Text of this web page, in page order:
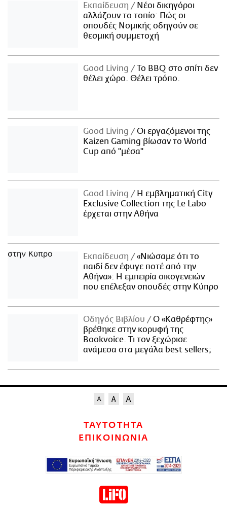
Εκπαίδευση
Νέοι δικηγόροι
αλλάζουν το τοπίο: Πώς οι
σπουδές Νομικής οδηγούν σε
θεσμική συμμετοχή
Good Living
Το BBQ στο σπίτι δεν
θέλει χώρο. Θέλει τρόπο.
Good Living
Οι εργαζόμενοι της
Kaizen Gaming βίωσαν το World
Cup από "μέσα"
Good Living
Η εμβληματική City
Exclusive Collection της Le Labo
έρχεται στην Αθήνα
Εκπαίδευση
«Νιώσαμε ότι το
παιδί δεν έφυγε ποτέ από την
Αθήνα»: Η εμπειρία οικογενειών
που επέλεξαν σπουδές στην Κύπρο
Οδηγός Βιβλίου
Ο «Καθρέφτης»
βρέθηκε στην κορυφή της
Bookvoice. Τι τον ξεχώρισε
ανάμεσα στα μεγάλα best sellers;
ΤΑΥΤΟΤΗΤΑ
ΕΠΙΚΟΙΝΩΝΙΑ